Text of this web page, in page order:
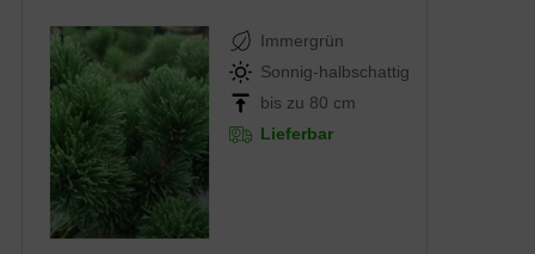
Immergrün
Sonnig-halbschattig
bis zu 80 cm
Lieferbar